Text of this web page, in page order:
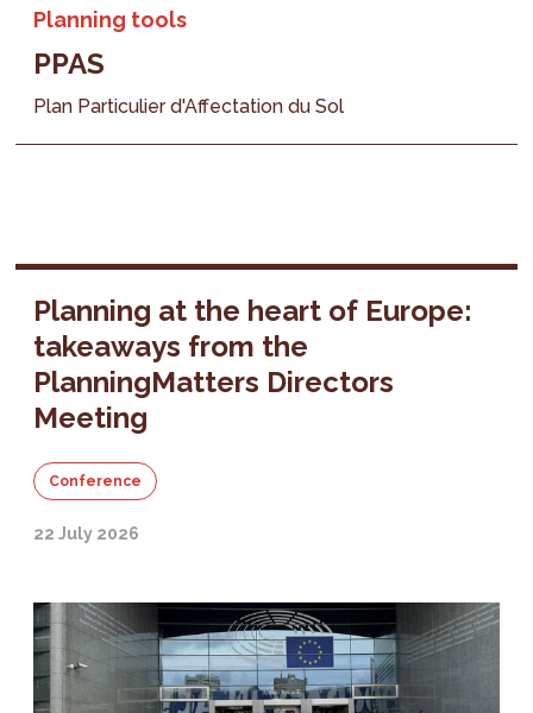
Planning tools
PPAS
Plan Particulier d'Affectation du Sol
Planning at the heart of Europe:
takeaways from the
PlanningMatters Directors
Meeting
Conference
22 July 2026